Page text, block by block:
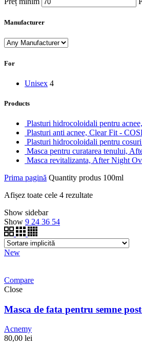
Manufacturer
For
Unisex 4
Products
Plasturi hidrocoloidali pentru
Plasturi anti acnee, Clear Fit -
Plasturi hidrocoloidali pentru
Masca pentru curatarea tenului,
Masca revitalizanta, After Night
Prima pagină Quantity produs 100ml
Afișez toate cele 4 rezultate
Show sidebar
Show 9 24 36 54
New
Compare
Close
Masca de fata pentru semne
Acnemy
80,00 lei